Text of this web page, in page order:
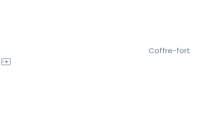
Coffre-fort